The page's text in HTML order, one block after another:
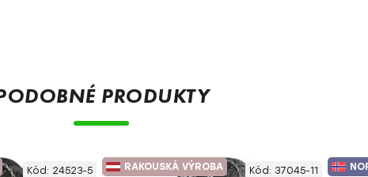
PRODUKTY
Kód: 24523-5 RAKOUSKÁ VÝROBA Kód: 37045-11